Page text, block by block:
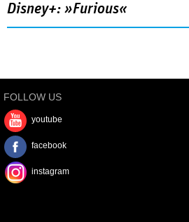
Disney+: »Furious«
FOLLOW US
youtube
facebook
instagram